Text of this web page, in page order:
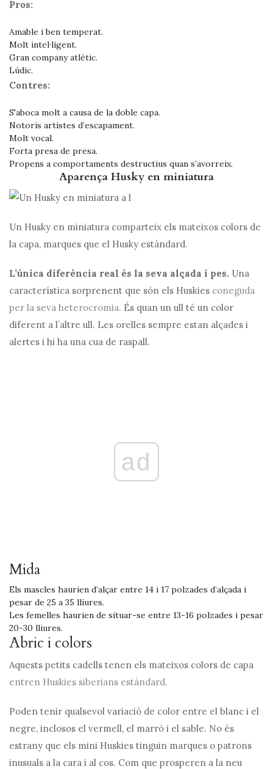
Pros:
Amable i ben temperat.
Molt intel·ligent.
Gran company atlètic.
Lúdic.
Contres:
S'aboca molt a causa de la doble capa.
Notoris artistes d’escapament.
Molt vocal.
Forta presa de presa.
Propens a comportaments destructius quan s’avorreix.
Aparença Husky en miniatura
Un Husky en miniatura comparteix els mateixos colors de
la capa, marques que el Husky estàndard.
L’única diferència real és la seva alçada i pes. Una
característica sorprenent que són els Huskies coneguda
per la seva heterocromia. És quan un ull té un color
diferent a l’altre ull. Les orelles sempre estan alçades i
alertes i hi ha una cua de raspall.
ad
Mida
Els mascles haurien d’alçar entre 14 i 17 polzades d’alçada i
pesar de 25 a 35 lliures.
Les femelles haurien de situar-se entre 13-16 polzades i pesar
20-30 lliures.
Abric i colors
Aquests petits cadells tenen els mateixos colors de capa
entren Huskies siberians estàndard.
Poden tenir qualsevol variació de color entre el blanc i el
negre, inclosos el vermell, el marró i el sable. No és
estrany que els mini Huskies tinguin marques o patrons
inusuals a la cara i al cos. Com que prosperen a la neu